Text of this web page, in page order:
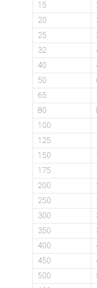
15
20
25
32
40
50
65
80
100
125
150
175
200
250
300
350
400
450
500